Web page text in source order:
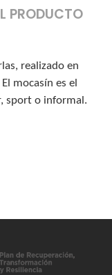
PRODUCTO
realizado en
mocasín es el
sport o informal.